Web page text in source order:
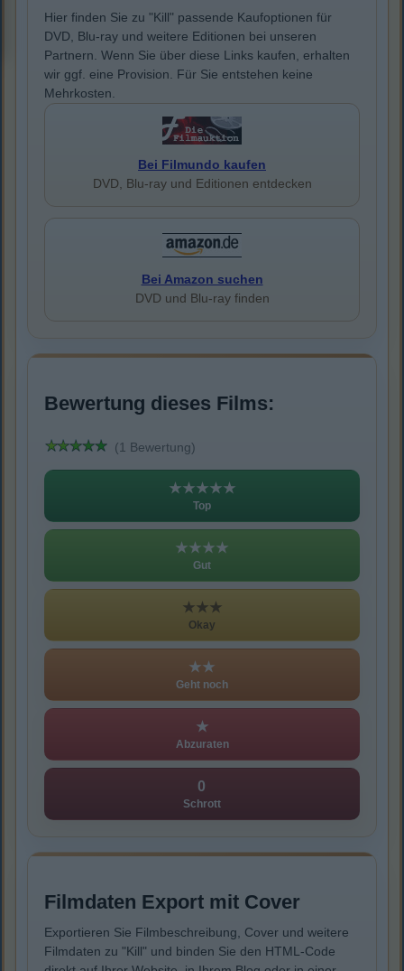
Hier finden Sie zu "Kill" passende Kaufoptionen für
DVD, Blu-ray und weitere Editionen bei unseren
Partnern. Wenn Sie über diese Links kaufen, erhalten
wir ggf. eine Provision. Für Sie entstehen keine
Mehrkosten.
Bei Filmundo kaufen
DVD, Blu-ray und Editionen entdecken
Bei Amazon suchen
DVD und Blu-ray finden
Bewertung dieses Films:
(1 Bewertung)
★★★★★
Top
★★★★
Gut
★★★
Okay
★★
Geht noch
★
Abzuraten
0
Schrott
Filmdaten Export mit Cover
Exportieren Sie Filmbeschreibung, Cover und weitere
Filmdaten zu "Kill" und binden Sie den HTML-Code